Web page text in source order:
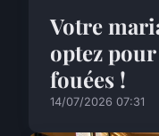
Votre
optez
fouées !
14/07/2026 07:31